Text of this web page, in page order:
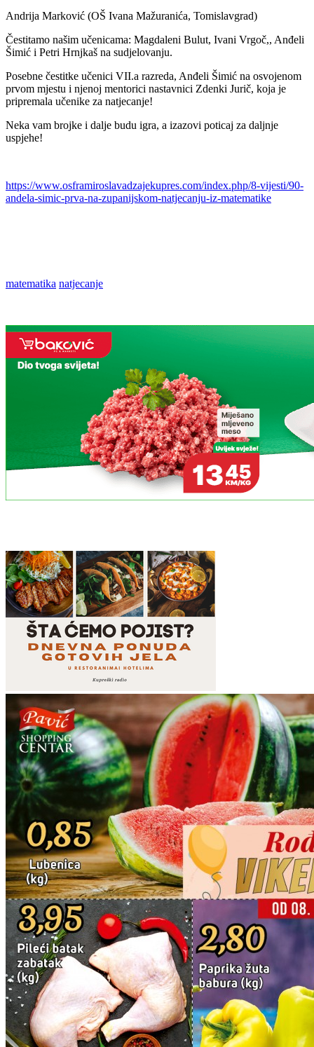
Andrija Marković (OŠ Ivana Mažuranića, Tomislavgrad)
Čestitamo našim učenicama: Magdaleni Bulut, Ivani Vrgoč,, Anđeli
Šimić i Petri Hrnjkaš na sudjelovanju.
Posebne čestitke učenici VII.a razreda, Anđeli Šimić na osvojenom
prvom mjestu i njenoj mentorici nastavnici Zdenki Jurič, koja je
pripremala učenike za natjecanje!
Neka vam brojke i dalje budu igra, a izazovi poticaj za daljnje
uspjehe!
https://www.osframiroslavadzajekupres.com/index.php/8-vijesti/90-
andela-simic-prva-na-zupanijskom-natjecanju-iz-matematike
matematika natjecanje